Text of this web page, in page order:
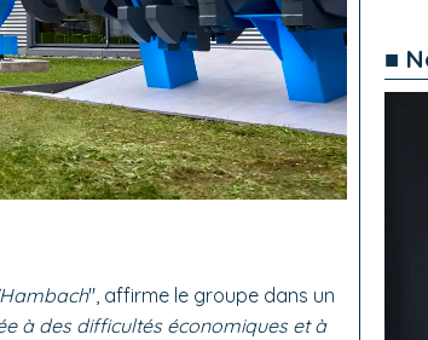
", affirme le groupe dans un
à des difficultés économiques et à
■